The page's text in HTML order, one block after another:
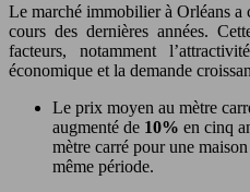
Le marché immobilier à Orléans a
cours des dernières années.
facteurs, notamment
économique et la demande
Le prix moyen au mètre
augmenté de 10% en cinq
mètre carré pour une
même période.